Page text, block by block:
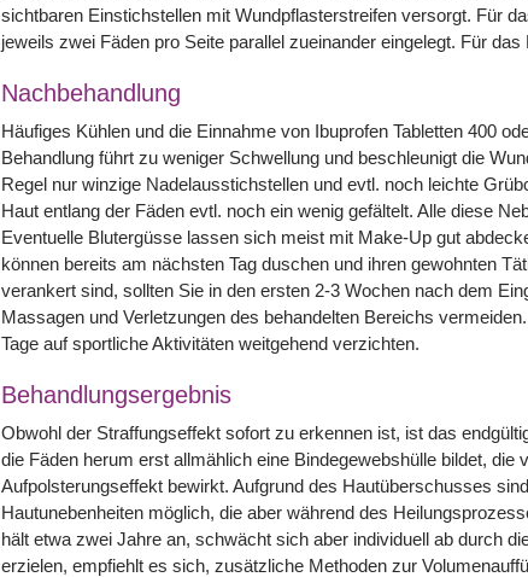
sichtbaren Einstichstellen mit Wundpflasterstreifen versorgt. Für
jeweils zwei Fäden pro Seite parallel zueinander eingelegt. Für
Nachbehandlung
Häufiges Kühlen und die Einnahme von Ibuprofen Tabletten 400
Behandlung führt zu weniger Schwellung und beschleunigt die
Regel nur winzige Nadelausstichstellen und evtl. noch leichte
Haut entlang der Fäden evtl. noch ein wenig gefältelt. Alle diese
Eventuelle Blutergüsse lassen sich meist mit Make-Up gut
können bereits am nächsten Tag duschen und ihren gewohnten
verankert sind, sollten Sie in den ersten 2-3 Wochen nach dem
Massagen und Verletzungen des behandelten Bereichs
Tage auf sportliche Aktivitäten weitgehend verzichten.
Behandlungsergebnis
Obwohl der Straffungseffekt sofort zu erkennen ist, ist das
die Fäden herum erst allmählich eine Bindegewebshülle bildet, die
Aufpolsterungseffekt bewirkt. Aufgrund des Hautüberschusses
Hautunebenheiten möglich, die aber während des
hält etwa zwei Jahre an, schwächt sich aber individuell ab durch
erzielen, empfiehlt es sich, zusätzliche Methoden zur